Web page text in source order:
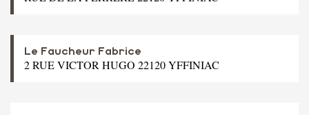
Le Faucheur Fabrice
2 RUE VICTOR HUGO 22120 YFFINIAC